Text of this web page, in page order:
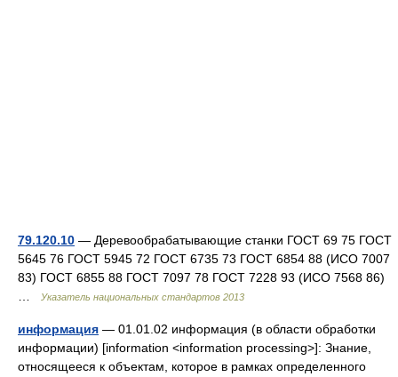
79.120.10 — Деревообрабатывающие станки ГОСТ 69 75 ГОСТ
5645 76 ГОСТ 5945 72 ГОСТ 6735 73 ГОСТ 6854 88 (ИСО 7007
83) ГОСТ 6855 88 ГОСТ 7097 78 ГОСТ 7228 93 (ИСО 7568 86)
Указатель национальных стандартов 2013
информация — 01.01.02 информация (в области обработки
информации) [information <information processing>]: Знание,
относящееся к объектам, которое в рамках определенного